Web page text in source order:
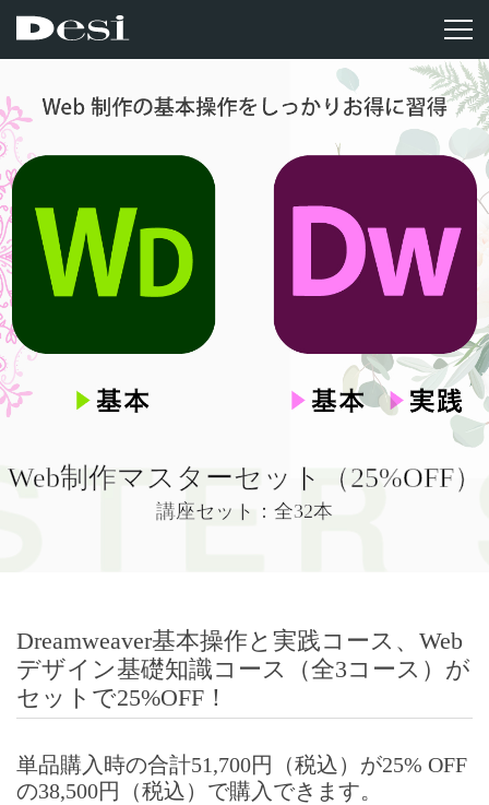
Web制作マスターセット（25%OFF）
講座セット：全32本
Dreamweaver基本操作と実践コース、Web
デザイン基礎知識コース（全3コース）が
セットで25%OFF！
単品購入時の合計51,700円（税込）が25% OFF
の38,500円（税込）で購入できます。